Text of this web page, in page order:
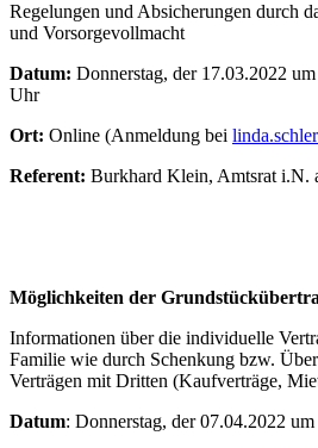
Regelungen und Absicherungen durch
und Vorsorgevollmacht
Datum: Donnerstag, der 17.03.2022
Ort: Online (Anmeldung bei
Referent: Burkhard Klein, Amtsrat i.N.
Möglichkeiten der
Informationen über die individuelle
Familie wie durch Schenkung bzw.
Verträgen mit Dritten (Kaufverträge,
Datum: Donnerstag, der 07.04.2022